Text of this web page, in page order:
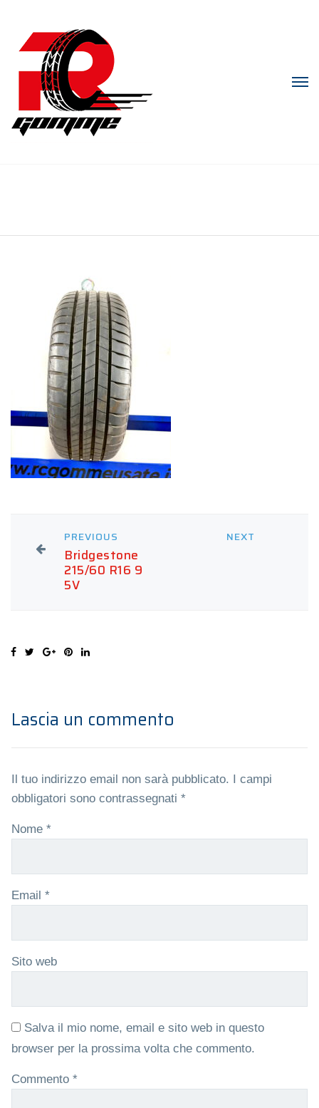
PREVIOUS
Bridgestone
215/60 R16 9
5V
NEXT
Lascia un commento
Il tuo indirizzo email non sarà pubblicato.
I campi
obbligatori sono contrassegnati *
Nome *
Email *
Sito web
Salva il mio nome, email e sito web in questo
browser per la prossima volta che commento.
Commento *